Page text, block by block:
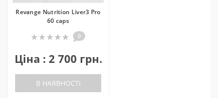
Revange Nutrition Liver3 Pro
60 caps
0
Ціна : 2 700 грн.
В НАЯВНОСТІ